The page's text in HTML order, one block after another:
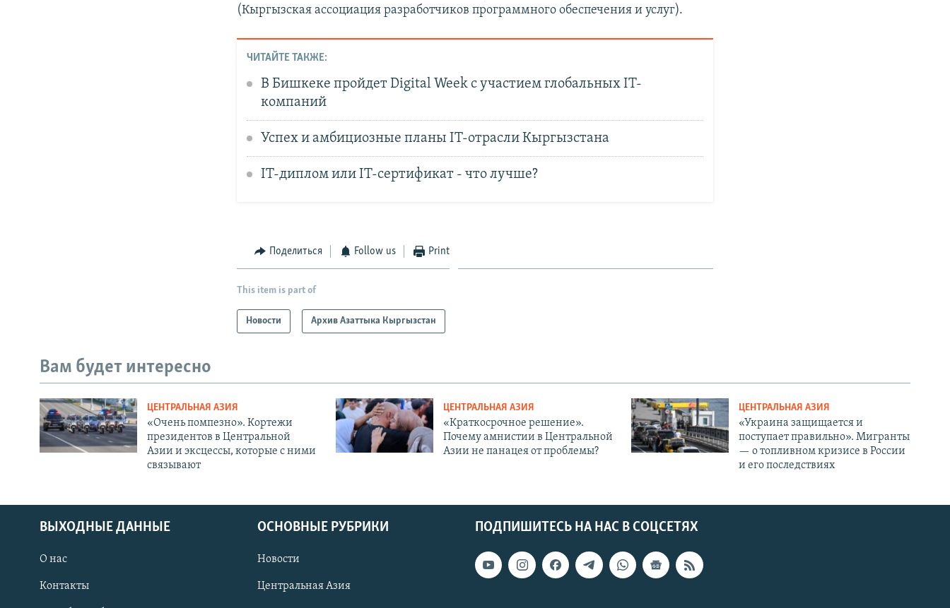
(Кыргызская ассоциация разработчиков программного обеспечения и услуг).
ЧИТАЙТЕ ТАКЖЕ:
В Бишкеке пройдет Digital Week с участием глобальных IT-
компаний
Успех и амбициозные планы IT-отрасли Кыргызстана
IT-диплом или IT-сертификат - что лучше?
Поделиться Follow us Print
This item is part of
Новости Архив Азаттыка Кыргызстан
Вам будет интересно
ЦЕНТРАЛЬНАЯ АЗИЯ
«Очень помпезно». Кортежи
президентов в Центральной
Азии и эксцессы, которые с ними
связывают
ЦЕНТРАЛЬНАЯ АЗИЯ
«Краткосрочное решение».
Почему амнистии в Центральной
Азии не панацея от проблемы?
ЦЕНТРАЛЬНАЯ АЗИЯ
«Украина защищается и
поступает правильно». Мигранты
— о топливном кризисе в России
и его последствиях
ПОДПИШИТЕСЬ НА НАС В СОЦСЕТЯХ
ВЫХОДНЫЕ ДАННЫЕ
О нас
Контакты
ОСНОВНЫЕ РУБРИКИ
Новости
Центральная Азия